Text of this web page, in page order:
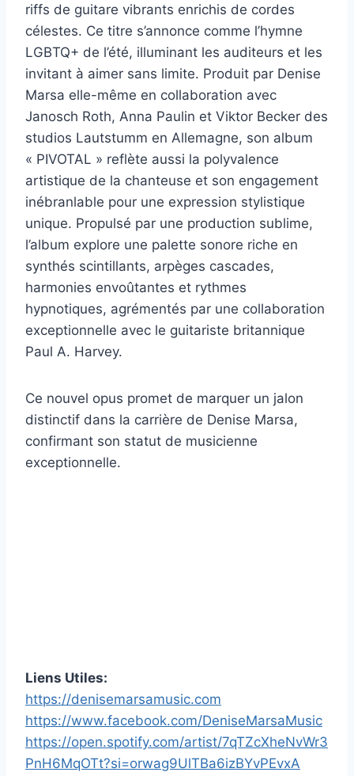
riffs de guitare vibrants enrichis de cordes
célestes. Ce titre s’annonce comme l’hymne
LGBTQ+ de l’été, illuminant les auditeurs et les
invitant à aimer sans limite. Produit par Denise
Marsa elle-même en collaboration avec
Janosch Roth, Anna Paulin et Viktor Becker des
studios Lautstumm en Allemagne, son album
« PIVOTAL » reflète aussi la polyvalence
artistique de la chanteuse et son engagement
inébranlable pour une expression stylistique
unique. Propulsé par une production sublime,
l’album explore une palette sonore riche en
synthés scintillants, arpèges cascades,
harmonies envoûtantes et rythmes
hypnotiques, agrémentés par une collaboration
exceptionnelle avec le guitariste britannique
Paul A. Harvey.
Ce nouvel opus promet de marquer un jalon
distinctif dans la carrière de Denise Marsa,
confirmant son statut de musicienne
exceptionnelle.
Liens Utiles:
https://denisemarsamusic.com
https://www.facebook.com/DeniseMarsaMusic
https://open.spotify.com/artist/7qTZcXheNvWr3
PnH6MqOTt?si=orwag9UlTBa6izBYvPEvxA